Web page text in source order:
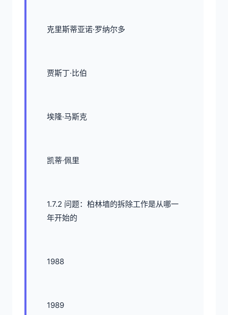
克里斯蒂亚诺·罗纳尔多
贾斯丁·比伯
埃隆·马斯克
凯蒂·佩里
1.7.2 问题：柏林墙的拆除工作是从哪一
年开始的
1988
1989